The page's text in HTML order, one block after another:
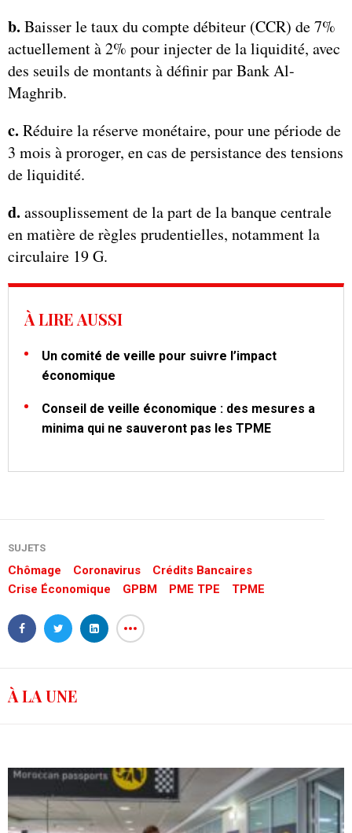
b. Baisser le taux du compte débiteur (CCR) de 7%
actuellement à 2% pour injecter de la liquidité, avec
des seuils de montants à définir par Bank Al-
Maghrib.
c. Réduire la réserve monétaire, pour une période de
3 mois à proroger, en cas de persistance des tensions
de liquidité.
d. assouplissement de la part de la banque centrale
en matière de règles prudentielles, notamment la
circulaire 19 G.
À LIRE AUSSI
Un comité de veille pour suivre l’impact
économique
Conseil de veille économique : des mesures a
minima qui ne sauveront pas les TPME
SUJETS
Chômage Coronavirus
Crédits Bancaires
Crise Économique
GPBM PME TPE TPME
À LA UNE